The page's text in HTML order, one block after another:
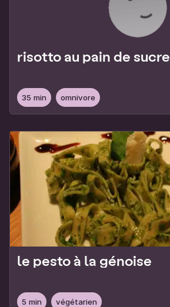
risotto au pain de sucre
35 min omnivore
le pesto à la génoise
5 min végétarien